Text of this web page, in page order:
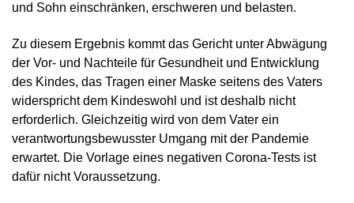
und Sohn einschränken, erschweren und belasten.
Zu diesem Ergebnis kommt das Gericht unter Abwägung
der Vor- und Nachteile für Gesundheit und Entwicklung
des Kindes, das Tragen einer Maske seitens des Vaters
widerspricht dem Kindeswohl und ist deshalb nicht
erforderlich. Gleichzeitig wird von dem Vater ein
verantwortungsbewusster Umgang mit der Pandemie
erwartet. Die Vorlage eines negativen Corona-Tests ist
dafür nicht Voraussetzung.